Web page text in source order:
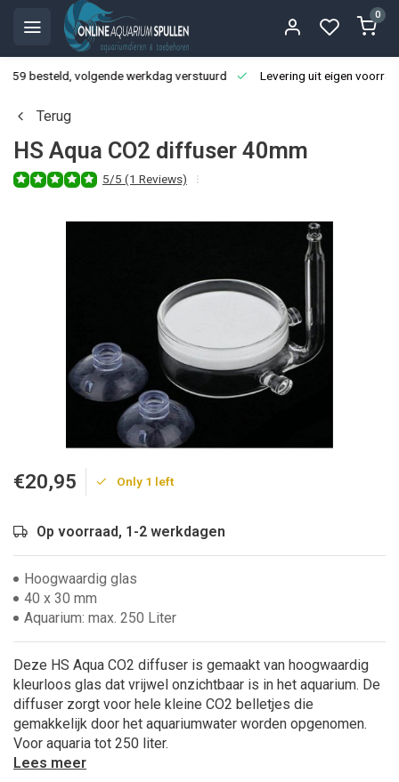
0
besteld, volgende werkdag verstuurd Levering uit eigen
Terug
HS Aqua CO2 diffuser 40mm
5/5 (1 Reviews)
€20,95 Only 1 left
Op voorraad, 1-2 werkdagen
Hoogwaardig glas
40 x 30 mm
Aquarium: max. 250 Liter
Deze HS Aqua CO2 diffuser is gemaakt van hoogwaardig
kleurloos glas dat vrijwel onzichtbaar is in het aquarium. De
diffuser zorgt voor hele kleine CO2 belletjes die
gemakkelijk door het aquariumwater worden opgenomen.
Voor aquaria tot 250 liter.
Lees meer